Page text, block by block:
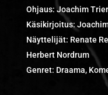
Ohjaus:Joachim Trier
Käsikirjoitus:
Näyttelijät: Renate
Herbert Nordrum
Genret: Draama,